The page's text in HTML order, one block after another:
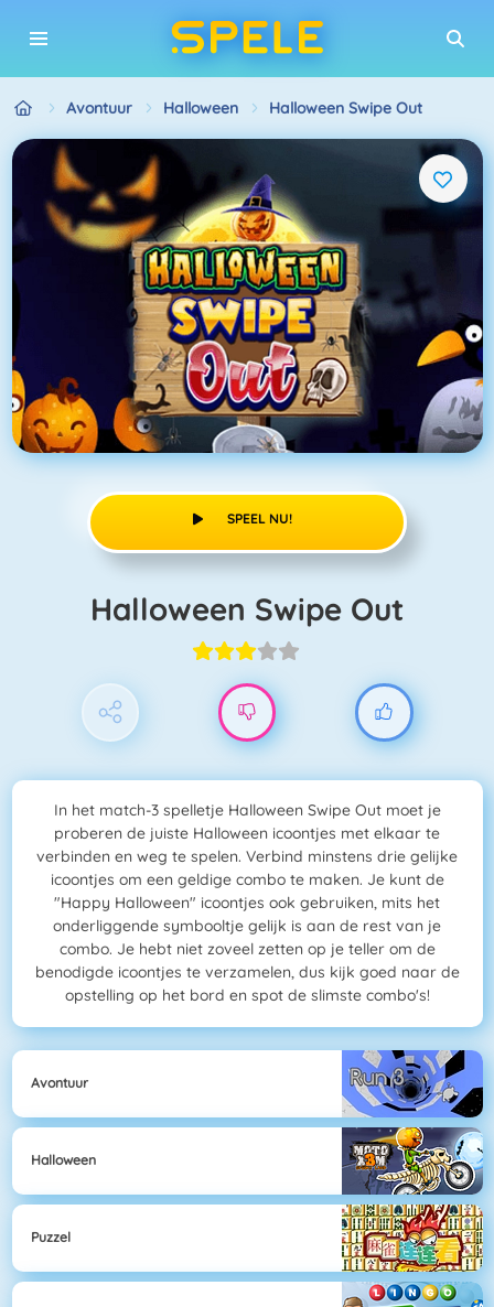
Avontuur Halloween Halloween Swipe Out
SPEEL NU!
Halloween Swipe Out
In het match-3 spelletje Halloween Swipe Out moet je
proberen de juiste Halloween icoontjes met elkaar te
verbinden en weg te spelen. Verbind minstens drie gelijke
icoontjes om een geldige combo te maken. Je kunt de
"Happy Halloween" icoontjes ook gebruiken, mits het
onderliggende symbooltje gelijk is aan de rest van je
combo. Je hebt niet zoveel zetten op je teller om de
benodigde icoontjes te verzamelen, dus kijk goed naar de
opstelling op het bord en spot de slimste combo's!
Avontuur
Halloween
Puzzel